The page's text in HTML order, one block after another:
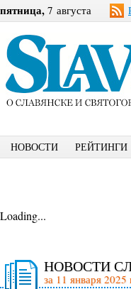
пятница, 7 августа
НОВОСТИ РЕЙТИНГИ
Loading...
НОВОСТИ
за 11 января 2025